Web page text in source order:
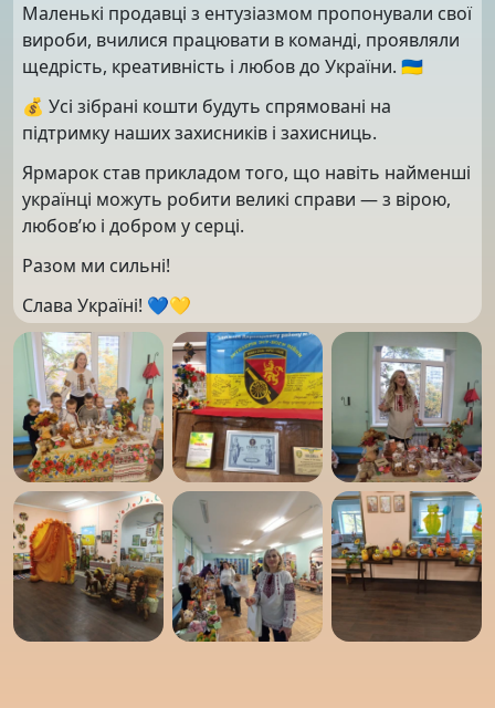
Маленькі продавці з ентузіазмом пропонували свої
вироби, вчилися працювати в команді, проявляли
щедрість, креативність і любов до України. 🇺🇦
💰 Усі зібрані кошти будуть спрямовані на
підтримку наших захисників і захисниць.
Ярмарок став прикладом того, що навіть найменші
українці можуть робити великі справи — з вірою,
любов’ю і добром у серці.
Разом ми сильні!
Слава Україні! 💙💛